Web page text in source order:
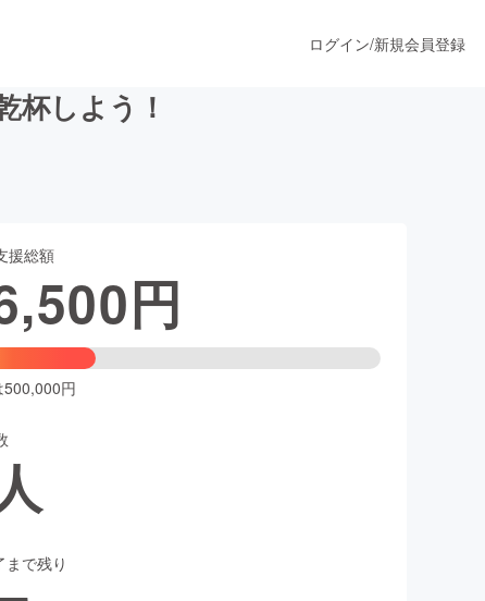
ファッション
ログイン/新規会員登録
杯しよう！
援総額
円
500,000円
まで残り